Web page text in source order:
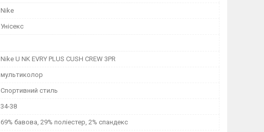
Nike
Унісекс
Nike U NK EVRY PLUS CUSH CREW 3PR
мультиколор
Спортивний стиль
34-38
69% бавова, 29% поліестер, 2% спандекс